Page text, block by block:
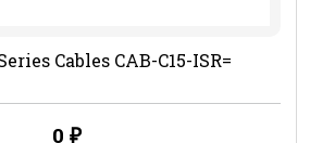
Cables CAB-C15-ISR=
0 ₽